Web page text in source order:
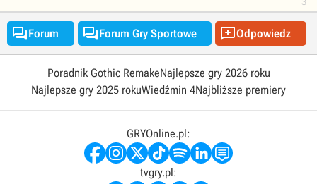
Forum Forum Gry Sportowe Odpowiedz
Poradnik Gothic RemakeNajlepsze gry 2026 roku
Najlepsze gry 2025 rokuWiedźmin 4Najbliższe premiery
GRYOnline.pl:
tvgry.pl: